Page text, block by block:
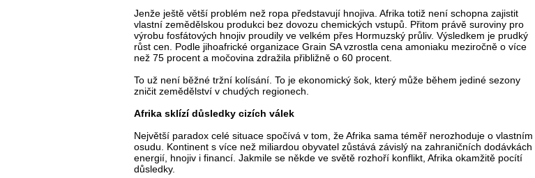
Jenže ještě větší problém než ropa představují hnojiva. Afrika totiž není schopna zajistit
vlastní zemědělskou produkci bez dovozu chemických vstupů. Přitom právě suroviny pro
výrobu fosfátových hnojiv proudily ve velkém přes Hormuzský průliv. Výsledkem je prudký
růst cen. Podle jihoafrické organizace Grain SA vzrostla cena amoniaku meziročně o více
než 75 procent a močovina zdražila přibližně o 60 procent.
To už není běžné tržní kolísání. To je ekonomický šok, který může během jediné sezony
zničit zemědělství v chudých regionech.
Afrika sklízí důsledky cizích válek
Největší paradox celé situace spočívá v tom, že Afrika sama téměř nerozhoduje o vlastním
osudu. Kontinent s více než miliardou obyvatel zůstává závislý na zahraničních dodávkách
energií, hnojiv i financí. Jakmile se někde ve světě rozhoří konflikt, Afrika okamžitě pocítí
důsledky.